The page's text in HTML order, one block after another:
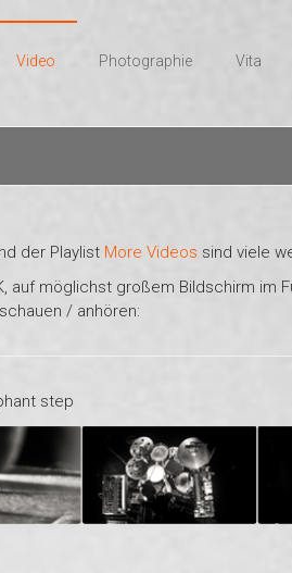
Video Photographie Vita
der Playlist More Videos sind viele
auf möglichst großem Bildschirm im
/ anhören:
step